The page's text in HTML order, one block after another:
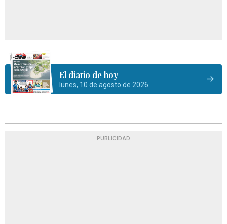
El diario de hoy
lunes, 10 de agosto de 2026
PUBLICIDAD